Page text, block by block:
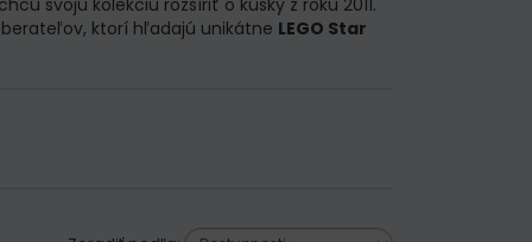
svoju kolekciu rozšíriť o kúsky z roku 2011.
ktorí hľadajú unikátne LEGO Star